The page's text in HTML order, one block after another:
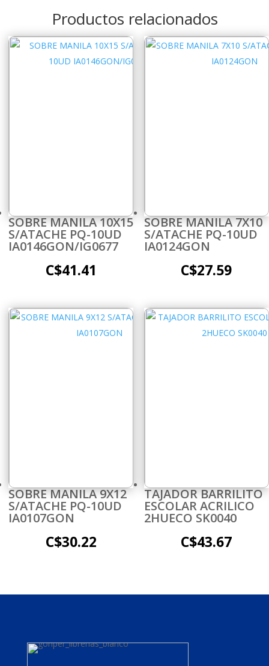
Productos relacionados
SOBRE MANILA 10X15
S/ATACHE PQ-10UD
IA0146GON/IG0677
C$41.41
SOBRE MANILA 7X10
S/ATACHE PQ-10UD
IA0124GON
C$27.59
SOBRE MANILA 9X12
S/ATACHE PQ-10UD
IA0107GON
C$30.22
TAJADOR BARRILITO
ESCOLAR ACRILICO
2HUECO SK0040
C$43.67